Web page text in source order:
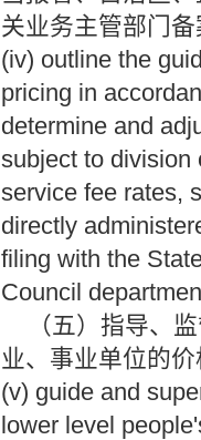
关业务主管部门
(iv) outline the
pricing in
determine and
subject to division
service fee rates,
directly
filing with the
Council
（五）指导、监
业、事业单位的
(v) guide and
lower level